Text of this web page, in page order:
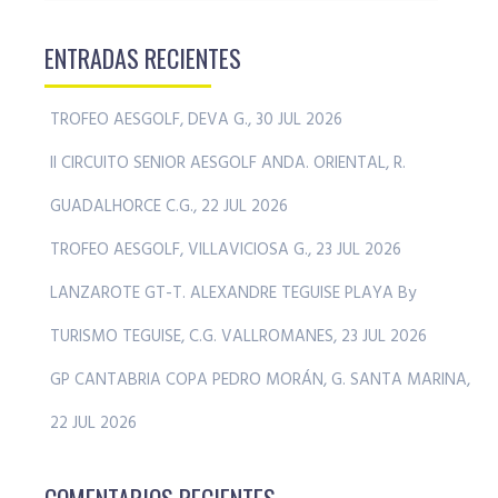
ENTRADAS RECIENTES
TROFEO AESGOLF, DEVA G., 30 JUL 2026
II CIRCUITO SENIOR AESGOLF ANDA. ORIENTAL, R.
GUADALHORCE C.G., 22 JUL 2026
TROFEO AESGOLF, VILLAVICIOSA G., 23 JUL 2026
LANZAROTE GT-T. ALEXANDRE TEGUISE PLAYA By
TURISMO TEGUISE, C.G. VALLROMANES, 23 JUL 2026
GP CANTABRIA COPA PEDRO MORÁN, G. SANTA MARINA,
22 JUL 2026